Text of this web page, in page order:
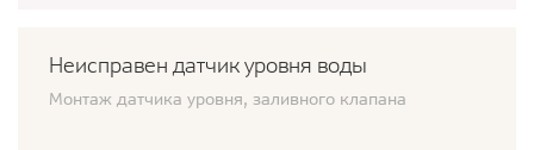
Неисправен датчик уровня воды
Монтаж датчика уровня, заливного клапана